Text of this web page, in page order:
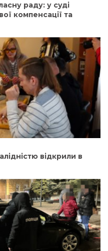
раду: у суді
компенсації та
відкрили в